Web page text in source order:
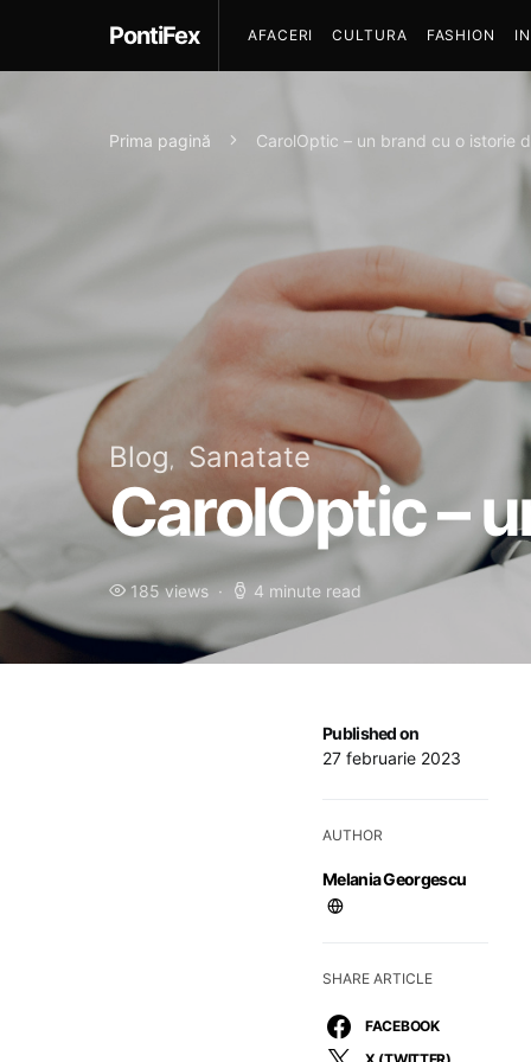
PontiFex AFACERI CULTURA FASHION
Prima pagină CarolOptic – un brand cu o istorie
Blog Sanatate
CarolOptic –
185 views 4 minute read
Published on
27 februarie 2023
AUTHOR
Melania Georgescu
SHARE ARTICLE
FACEBOOK